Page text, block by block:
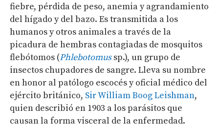
fiebre, pérdida de peso, anemia y agrandamiento
del hígado y del bazo. Es transmitida a los
humanos y otros animales a través de la
picadura de hembras contagiadas de mosquitos
flebótomos (Phlebotomussp.), un grupo de
insectos chupadores de sangre. Lleva su nombre
en honor al patólogo escocés y oficial médico del
ejército británico, Sir William Boog Leishman,
quien describió en 1903 a los parásitos que
causan la forma visceral de la enfermedad.